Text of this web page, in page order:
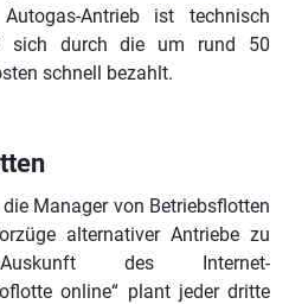
Antrieb ist technisch
sich durch die um rund 50
schnell bezahlt.
Manager von Betriebsflotten
alternativer Antriebe zu
des Internet-
online“ plant jeder dritte